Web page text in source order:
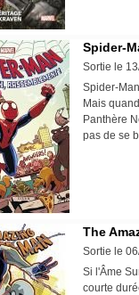
Spider-
Sortie le
Spider-
Mais
Panthère
pas de se
The
Sortie le
Si l'Âme
courte